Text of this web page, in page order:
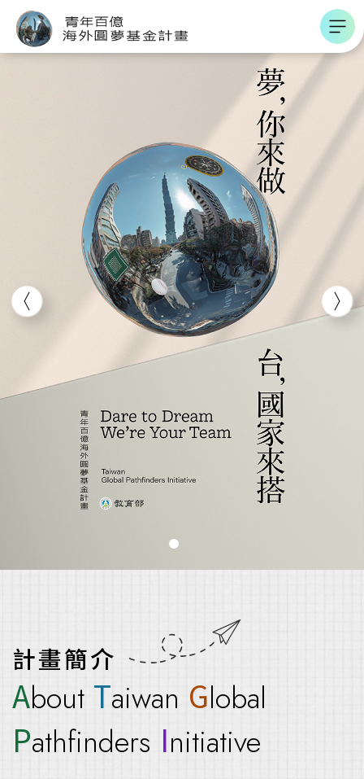
跳到主要內容區
青年百億海外圓夢基金計畫
上一頁 上
計畫簡介
About Taiwan Global
Pathfinders Initiative